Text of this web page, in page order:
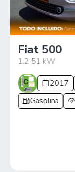
Fiat 500
1.2 51 kW
2017
Gasolina